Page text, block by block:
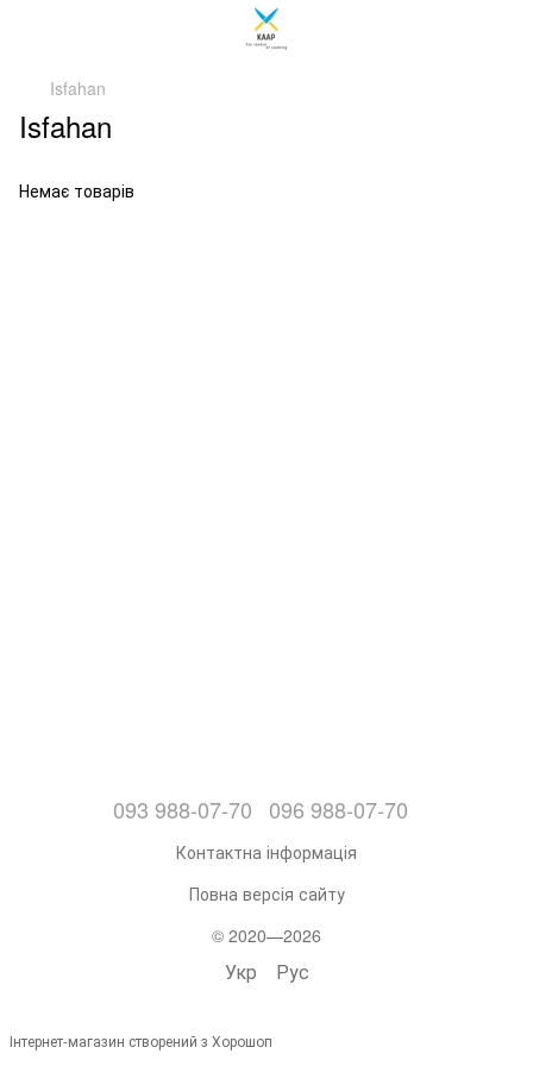
Isfahan
Isfahan
Немає товарів
093 988-07-70 096 988-07-70
Контактна інформація
Повна версія сайту
© 2020—2026
Укр Рус
Інтернет-магазин створений з Хорошоп